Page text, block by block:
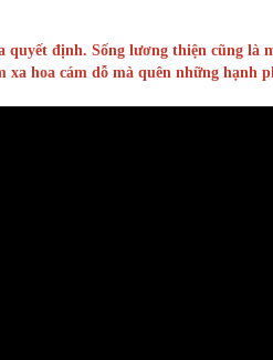
định. Sống lương thiện cũng là
hoa cám dỗ mà quên những hạnh